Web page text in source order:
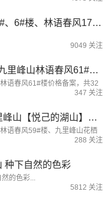
九里峰山花栖谷3#、5#、6#楼、林语春风17#、28#、29#楼价格备案！
9049 关注
均价9569元/㎡！赣州九里峰山林语春风61#楼备案公示！
语春风61#楼价格备案，共32
347 关注
均价11151元/㎡！九里峰山【悦己的湖山】备案价格公示！
语春风59#楼、九里峰山花栖
288 关注
种下自然的色彩
的色彩...
5812 关注